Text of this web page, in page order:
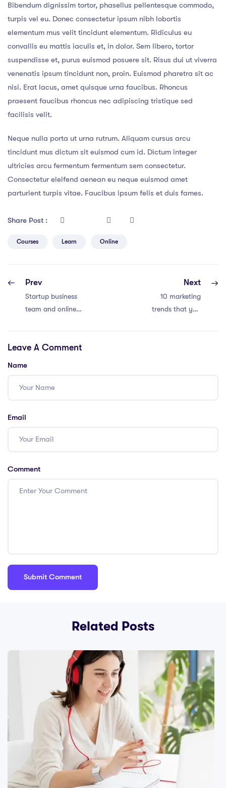
Bibendum dignissim tortor, phasellus pellentesque commodo,
turpis vel eu. Donec consectetur ipsum nibh lobortis
elementum mus velit tincidunt elementum. Ridiculus eu
convallis eu mattis iaculis et, in dolor. Sem libero, tortor
suspendisse et, purus euismod posuere sit. Risus dui ut viverra
venenatis ipsum tincidunt non, proin. Euismod pharetra sit ac
nisi. Erat lacus, amet quisque urna faucibus. Rhoncus
praesent faucibus rhoncus nec adipiscing tristique sed
facilisis velit.
Neque nulla porta ut urna rutrum. Aliquam cursus arcu
tincidunt mus dictum sit euismod cum id. Dictum integer
ultricies arcu fermentum fermentum sem consectetur.
Consectetur eleifend aenean eu neque euismod amet
parturient turpis vitae. Faucibus ipsum felis et duis fames.
Share Post :
Courses Learn Online
Prev
Startup business
team and online
Next
10 marketing
trends that you
Leave A Comment
Name
Email
Comment
Related Posts